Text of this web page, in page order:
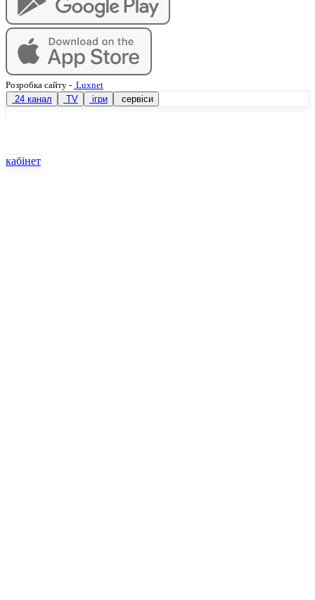
Розробка сайту - Luxnet
24 канал
TV ігри сервіси
кабінет